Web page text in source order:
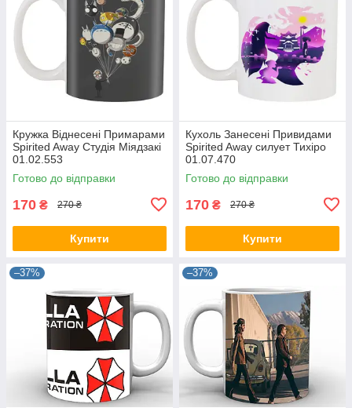
Кружка Віднесені Примарами
Spirited Away Студія Міядзакі
01.02.553
Готово до відправки
170 ₴ 270 ₴
Купити
Кухоль Занесені Привидами
Spirited Away силует Тихіро
01.07.470
Готово до відправки
170 ₴ 270 ₴
Купити
–37% –37%